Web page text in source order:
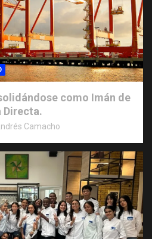
como Imán de
Directa.
Camacho